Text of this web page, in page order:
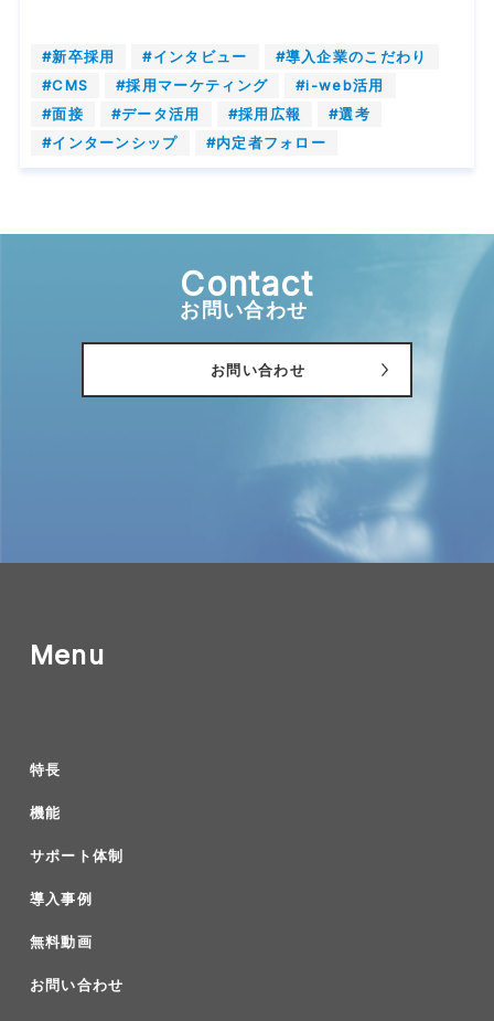
#新卒採用 #インタビュー
#導入企業のこだわり
#CMS
#採用マーケティング
#i-web活用
#面接
#データ活用 #採用広報
#選考
#インターンシップ
#内定者フォロー
Contact
お問い合わせ
お問い合わせ
Menu
特長
機能
サポート体制
導入事例
無料動画
お問い合わせ